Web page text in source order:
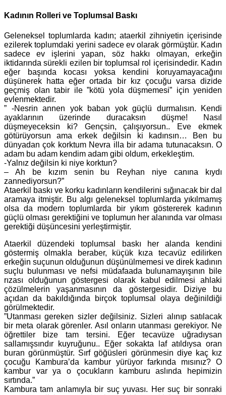
Kadının Rolleri ve Toplumsal Baskı
Geleneksel toplumlarda kadın; ataerkil zihniyetin içerisinde
ezilerek toplumdaki yerini sadece ev olarak görmüştür. Kadın
sadece ev işlerini yapan, söz hakkı olmayan, erkeğin
iktidarında sürekli ezilen bir toplumsal rol içerisindedir. Kadın
eğer başında kocası yoksa kendini koruyamayacağını
düşünerek hatta eğer ortada bir kız çocuğu varsa dizide
geçmiş olan tabir ile ”kötü yola düşmemesi” için yeniden
evlenmektedir.
” -Nesrin annen yok baban yok güçlü durmalısın. Kendi
ayaklarının üzerinde duracaksın düşme! Nasıl
düşmeyeceksin ki? Gençsin, çalışıyorsun.. Eve ekmek
götürüyorsun ama erkek değilsin ki kadınsın… Ben bu
dünyadan çok korktum Nevra illa bir adama tutunacaksın. O
adam bu adam kendim adam gibi oldum, erkekleştim.
-Yalnız değilsin ki niye korktun?
– Ah be kızım senin bu Reyhan niye canına kıydı
zannediyorsun?”
Ataerkil baskı ve korku kadınların kendilerini sığınacak bir dal
aramaya itmiştir. Bu algı geleneksel toplumlarda yıkılmamış
olsa da modern toplumlarda bir yıkım göstererek kadının
güçlü olması gerektiğini ve toplumun her alanında var olması
gerektiği düşüncesini yerleştirmiştir.
Ataerkil düzendeki toplumsal baskı her alanda kendini
göstermiş olmakla beraber, küçük kıza tecavüz edilirken
erkeğin suçunun olduğunun düşünülmemesi ve direk kadının
suçlu bulunması ve nefsi müdafaada bulunamayışının bile
rızası olduğunun göstergesi olarak kabul edilmesi ahlaki
çözülmelerin yaşanmasının da göstergesidir. Diziye bu
açıdan da bakıldığında birçok toplumsal olaya değinildiği
görülmektedir.
”Utanması gereken sizler değilsiniz. Sizleri alınıp satılacak
bir meta olarak görenler. Asıl onların utanması gerekiyor. Ne
öğrettiler bize tam tersini. Eğer tecavüze uğradıysan
sallamışsındır kuyruğunu.. Eğer sokakta laf atıldıysa oran
buran görünmüştür. Sırf göğüsleri görünmesin diye kaç kız
çocuğu Kambura’da kambur yürüyor farkında mısınız? O
kambur var ya o çocukların kamburu aslında hepimizin
sırtında.”
Kambura tam anlamıyla bir suç yuvası. Her suç bir sonraki